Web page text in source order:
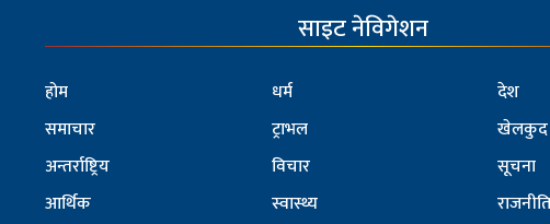
साइट नेविगेशन
होम
समाचार
अन्तर्राष्ट्रिय
आर्थिक
धर्म
ट्राभल
विचार
स्वास्थ्य
देश
खेलकुद
सूचना
राजनीति